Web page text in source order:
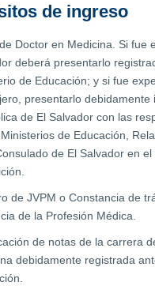
de ingreso
Doctor en Medicina. Si fue
deberá presentarlo
de Educación; y si fue
presentarlo debidamente
de El Salvador con las
de Educación,
de El Salvador en el
de JVPM o Constancia de
de la Profesión Médica.
de notas de la carrera
debidamente registrada